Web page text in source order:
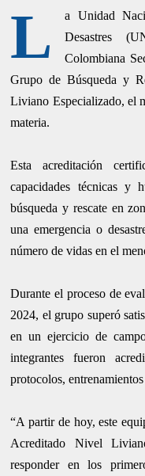
L
a Unidad
Desastres
Colombiana
Grupo de Búsqueda y
Liviano Especializado, el
materia.
Esta acreditación
capacidades técnicas y
búsqueda y rescate en
una emergencia o
número de vidas en el
Durante el proceso de
2024, el grupo superó
en un ejercicio de
integrantes fueron
protocolos,
“A partir de hoy, este
Acreditado Nivel
responder en los